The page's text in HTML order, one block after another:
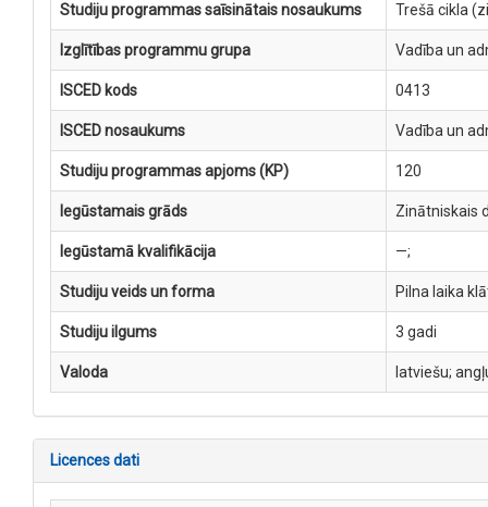
Studiju programmas saīsinātais nosaukums Trešā cikla
Izglītības programmu grupa Vadība un
ISCED kods 0413
ISCED nosaukums Vadība un
Studiju programmas apjoms (KP) 120
Iegūstamais grāds Zinātniskais
Iegūstamā kvalifikācija —;
Studiju veids un forma Pilna laika
Studiju ilgums 3 gadi
Valoda latviešu;
Licences dati